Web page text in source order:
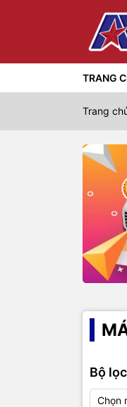
TRANG
Trang
Bộ
Chọn